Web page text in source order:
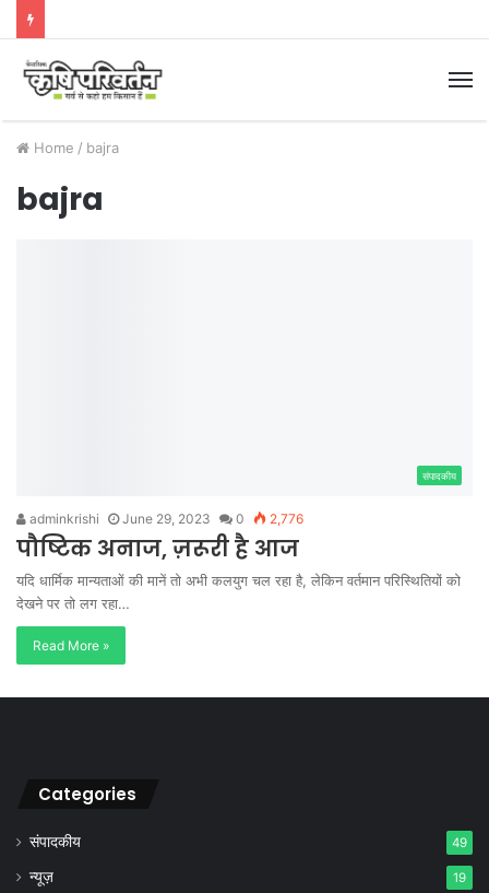
Home / bajra
bajra
संपादकीय
adminkrishi June 29, 2023 0 2,776
पौष्टिक अनाज, ज़रूरी है आज
यदि धार्मिक मान्यताओं की मानें तो अभी कलयुग चल रहा है, लेकिन वर्तमान परिस्थितियों को
देखने पर तो लग रहा…
Read More »
Categories
संपादकीय 49
न्यूज़ 19